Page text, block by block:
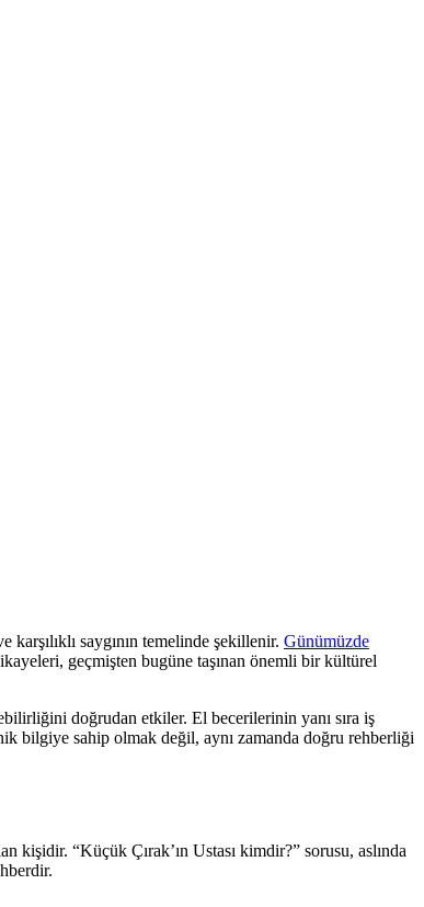
saygının temelinde şekillenir. Günümüzde
geçmişten bugüne taşınan önemli bir kültürel
doğrudan etkiler. El becerilerinin yanı sıra iş
bilgiye sahip olmak değil, aynı zamanda doğru rehberliği
“Küçük Çırak’ın Ustası kimdir?” sorusu, aslında